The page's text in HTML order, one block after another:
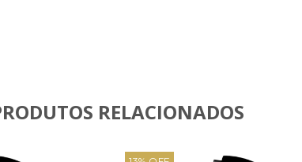
RELACIONADOS